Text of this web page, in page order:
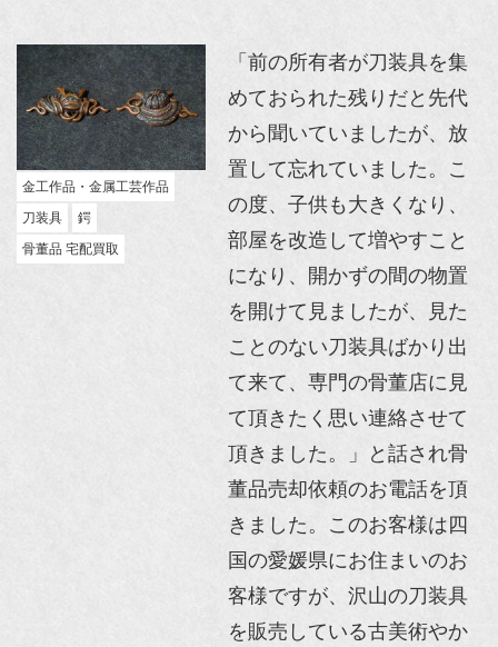
金工作品・金属工芸作品
刀装具
鍔
骨董品 宅配買取
「前の所有者が刀装具を集
めておられた残りだと先代
から聞いていましたが、放
置して忘れていました。こ
の度、子供も大きくなり、
部屋を改造して増やすこと
になり、開かずの間の物置
を開けて見ましたが、見た
ことのない刀装具ばかり出
て来て、専門の骨董店に見
て頂きたく思い連絡させて
頂きました。」と話され骨
董品売却依頼のお電話を頂
きました。このお客様は四
国の愛媛県にお住まいのお
客様ですが、沢山の刀装具
を販売している古美術やか